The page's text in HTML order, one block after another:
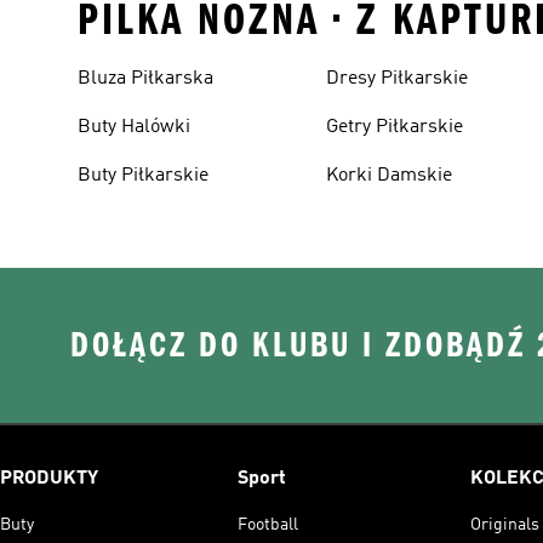
PILKA NOZNA • Z
Bluza Piłkarska
Buty Halówki
Buty Piłkarskie
Dresy Piłkarskie
Getry Piłkarskie
Korki Damskie
DOŁĄCZ DO KLUBU I ZDOBĄDŹ
PRODUKTY
Buty
Sport
Football Originals